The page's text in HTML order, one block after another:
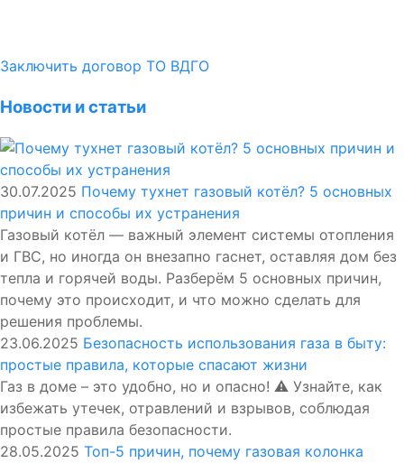
Заключить договор ТО ВДГО
Новости и статьи
30.07.2025 Почему тухнет газовый котёл? 5 основных
причин и способы их устранения
Газовый котёл — важный элемент системы отопления
и ГВС, но иногда он внезапно гаснет, оставляя дом без
тепла и горячей воды. Разберём 5 основных причин,
почему это происходит, и что можно сделать для
решения проблемы.
23.06.2025 Безопасность использования газа в быту:
простые правила, которые спасают жизни
Газ в доме – это удобно, но и опасно! ⚠️ Узнайте, как
избежать утечек, отравлений и взрывов, соблюдая
простые правила безопасности.
28.05.2025 Топ-5 причин, почему газовая колонка